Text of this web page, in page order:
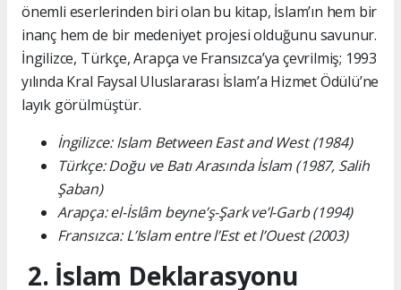
önemli eserlerinden biri olan bu kitap, İslam’ın hem bir
inanç hem de bir medeniyet projesi olduğunu savunur.
İngilizce, Türkçe, Arapça ve Fransızca’ya çevrilmiş; 1993
yılında Kral Faysal Uluslararası İslam’a Hizmet Ödülü’ne
layık görülmüştür.
İngilizce: Islam Between East and West (1984)
Türkçe: Doğu ve Batı Arasında İslam (1987, Salih
Şaban)
Arapça: el-İslâm beyne’ş-Şark ve’l-Garb (1994)
Fransızca: L’Islam entre l’Est et l’Ouest (2003)
2. İslam Deklarasyonu